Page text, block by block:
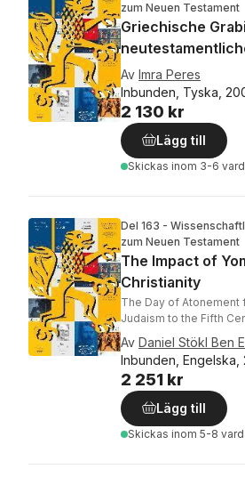
zum Neuen Testament
Griechische
Av Imra Peres
Inbunden, Tyska,
2 130 kr
Lägg till
Skickas inom 3-6
Del 163 -
zum Neuen Testament
The Impact of
Christianity
The Day of Atonement
Judaism to the Fifth
Av Daniel Stökl Ben
Inbunden, Engelska,
2 251 kr
Lägg till
Skickas inom 5-8